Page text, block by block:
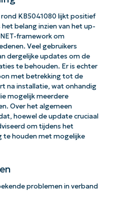
KB5041080 lijkt positief
belang inzien van het up-
framework om
Veel gebruikers
dergelijke updates om de
te behouden. Er is echter
met betrekking tot de
na installatie, wat onhandig
mogelijk meerdere
Over het algemeen
hoewel de update cruciaal
om tijdens het
te houden met mogelijke
problemen in verband